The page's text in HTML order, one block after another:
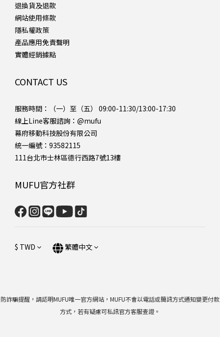
退換貨及退款
網站使用條款
隱私權政策
產品應用免責聲明
實體經銷據點
CONTACT US
服務時間：（一）至（五） 09:00-11:30/13:00-17:30
線上Line客服諮詢： @mufu
幕府移動科技股份有限公司
統一編號：93582115
111台北市士林區德行西路7號13樓
MUFU官方社群
$ TWD 繁體中文
防詐騙提醒，請認明MUFU唯一官方網站，MUFU不會以電話或簡訊方式通知變更付款
方式，若有疑慮可私訊官方客服查證。